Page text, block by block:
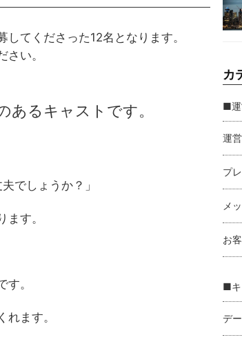
てくださった12名となります。
い。
あるキャストです。
でしょうか？」
す。
。
ます。
カ
■
運
プ
メ
お
■キ
デ